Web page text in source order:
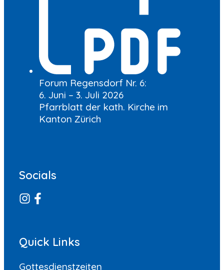
Forum Regensdorf Nr. 6:
6. Juni – 3. Juli 2026
Pfarrblatt der kath. Kirche im
Kanton Zürich
Socials
Quick Links
Gottesdienstzeiten